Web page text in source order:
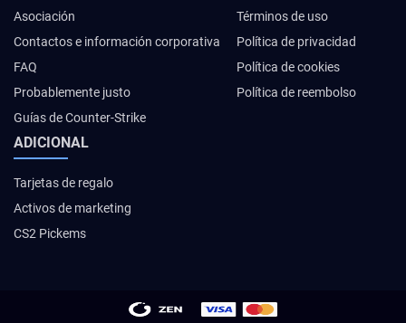
Asociación
Contactos e información corporativa
FAQ
Probablemente justo
Guías de Counter-Strike
Términos de uso
Política de privacidad
Política de cookies
Política de reembolso
ADICIONAL
Tarjetas de regalo
Activos de marketing
CS2 Pickems